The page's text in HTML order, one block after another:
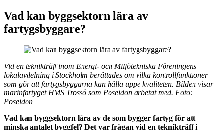
Vad kan byggsektorn lära av
fartygsbyggare?
Vid en teknikträff inom Energi- och Miljötekniska Föreningens
lokalavdelning i Stockholm berättades om vilka kontrollfunktioner
som gör att fartygsbyggarna kan hålla uppe kvaliteten. Bilden visar
marinfartyget HMS Trossö som Poseidon arbetat med. Foto:
Poseidon
Vad kan byggsektorn lära av de som bygger fartyg för att
minska antalet byggfel? Det var frågan vid en teknikträff i